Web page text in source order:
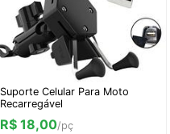
Suporte Celular Para Moto
Recarregável
R$ 18,00/pç